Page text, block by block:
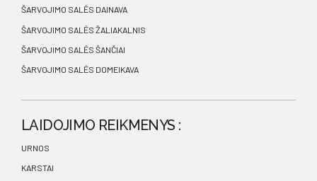
ŠARVOJIMO SALĖS DAINAVA
ŠARVOJIMO SALĖS ŽALIAKALNIS
ŠARVOJIMO SALĖS ŠANČIAI
ŠARVOJIMO SALĖS DOMEIKAVA
LAIDOJIMO REIKMENYS :
URNOS
KARSTAI